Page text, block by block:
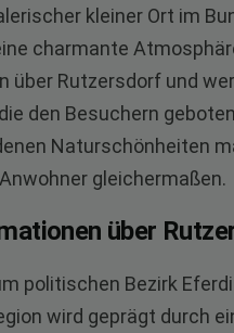
kleiner Ort im
charmante
über Rutzersdorf und
den Besuchern
Naturschönheiten
gleichermaßen.
über
politischen Bezirk
wird geprägt durch